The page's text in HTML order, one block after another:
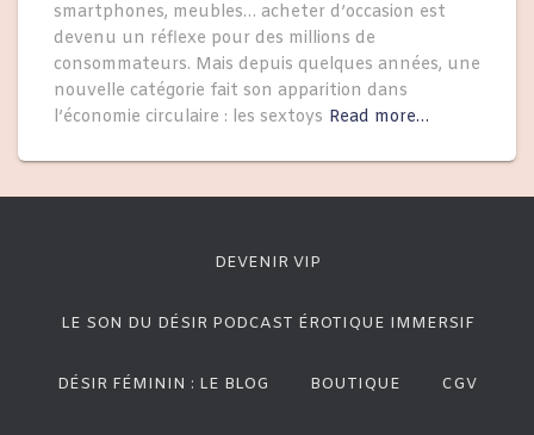
smartphones, meubles… acheter d’occasion est
devenu un réflexe pour des millions de
consommateurs. Mais depuis quelques années, une
nouvelle catégorie fait son apparition dans
l’économie circulaire : les sextoys Read more…
DEVENIR VIP
LE SON DU DÉSIR PODCAST ÉROTIQUE IMMERSIF
DÉSIR FÉMININ : LE BLOG BOUTIQUE CGV